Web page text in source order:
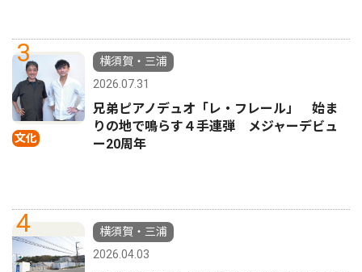
3
文化
横須賀・三浦
2026.07.31
兄弟ピアノデュオ「レ・フレール」 始ま
りの地で鳴らす４手連弾 メジャーデビュ
ー20周年
4
横須賀・三浦
2026.04.03